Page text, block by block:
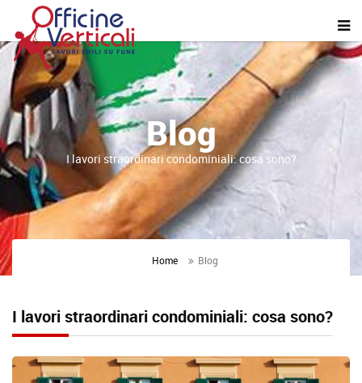
Blog
I lavori straordinari condominiali: cosa sono?
Home Blog
I lavori straordinari condominiali: cosa sono?